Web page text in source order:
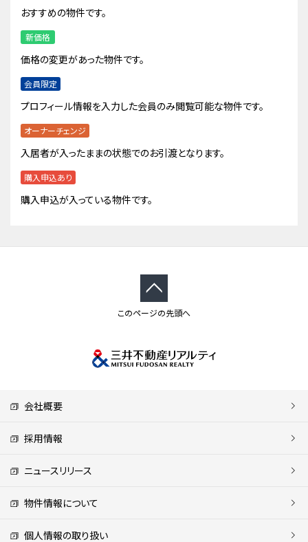
おすすめの物件です。
新価格
価格の変更があった物件です。
会員限定
プロフィール情報を入力した会員のみ閲覧可能な物件です。
オーナーチェンジ
入居者が入ったままの状態でのお引渡となります。
購入申込あり
購入申込が入っている物件です。
このページの先頭へ
会社概要
採用情報
ニュースリリース
物件情報について
個人情報の取り扱い